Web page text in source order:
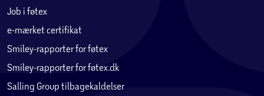
Job i føtex
e-mærket certifikat
Smiley-rapporter for føtex
Smiley-rapporter for føtex.dk
Salling Group tilbagekaldelser